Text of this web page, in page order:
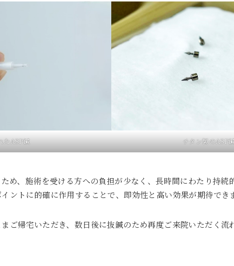
たASP鍼 チタン製のASP
め、施術を受ける方への負担が少なく、長時間にわたり持続
ントに的確に作用することで、即効性と高い効果が期待でき
ご帰宅いただき、数日後に抜鍼のため再度ご来院いただく流